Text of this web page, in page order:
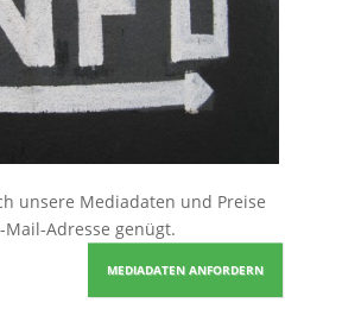
unsere Mediadaten und Preise
Mail-Adresse genügt.
MEDIADATEN ANFORDERN